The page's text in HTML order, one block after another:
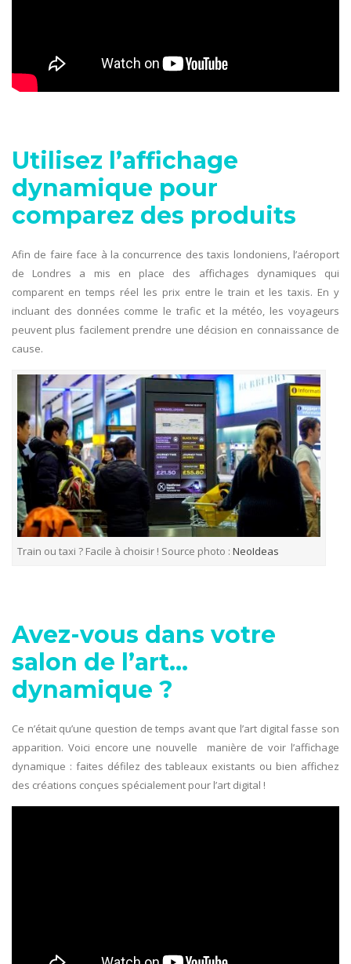
Utilisez l’affichage
dynamique pour
comparez des produits
Afin de faire face à la concurrence des taxis londoniens, l’aéroport
de Londres a mis en place des affichages dynamiques qui
comparent en temps réel les prix entre le train et les taxis. En y
incluant des données comme le trafic et la météo, les voyageurs
peuvent plus facilement prendre une décision en connaissance de
cause.
Train ou taxi ? Facile à choisir ! Source photo : NeoIdeas
Avez-vous dans votre
salon de l’art…
dynamique ?
Ce n’était qu’une question de temps avant que l’art digital fasse son
apparition. Voici encore une nouvelle manière de voir l’affichage
dynamique : faites défilez des tableaux existants ou bien affichez
des créations conçues spécialement pour l’art digital !